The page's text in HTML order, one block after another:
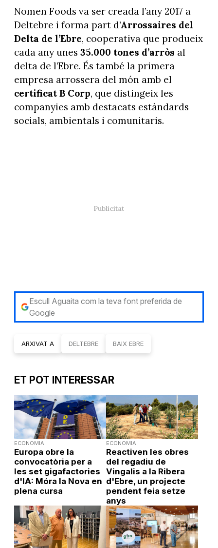
Nomen Foods va ser creada l’any 2017 a
Deltebre i forma part d’Arrossaires del
Delta de l’Ebre, cooperativa que produeix
cada any unes 35.000 tones d’arròs al
delta de l’Ebre. És també la primera
empresa arrossera del món amb el
certificat B Corp, que distingeix les
companyies amb destacats estàndards
socials, ambientals i comunitaris.
Escull Aguaita com la teva font preferida de
Google
ARXIVAT A DELTEBRE BAIX EBRE
ET POT INTERESSAR
ECONOMIA
Europa obre la
convocatòria per a
les set gigafactories
d'IA: Móra la Nova en
plena cursa
ECONOMIA
Reactiven les obres
del regadiu de
Vingalis a la Ribera
d'Ebre, un projecte
pendent feia setze
anys